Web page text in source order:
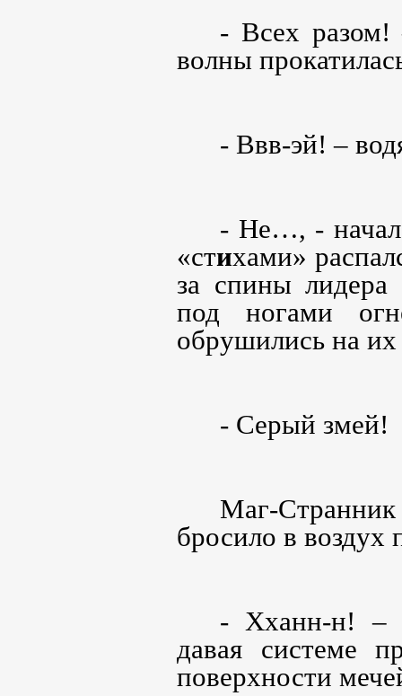
- Всех
волны
- Ввв-эй! –
- Не…, - начал
«стихами»
за спины лидера
под ногами
обрушились на
- Серый змей!
Маг-
бросило в воздух
- Хханн-н! –
давая системе
поверхности